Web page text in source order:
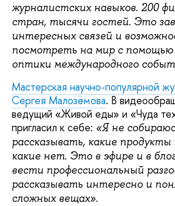
журналистских навыков. 200
стран, тысячи гостей. Это
интересных связей и
посмотреть на мир с помощью
оптики международного
Мастерская научно-популярной
Сергея Малозёмова. В
ведущий «Живой еды» и «Чуда
пригласил к себе: «Я не
рассказывать, какие продукты
какие нет. Это в эфире и в
вести профессиональный
рассказывать интересно и
сложных вещах».